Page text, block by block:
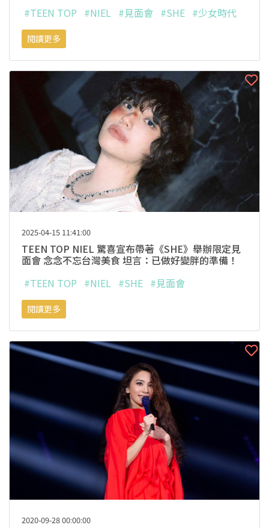
#TEEN TOP #NIEL #見面會 #SHE #少女時代
閱讀更多
2025-04-15 11:41:00
TEEN TOP NIEL 驚喜宣布帶著《SHE》舉辦限定見
面會 念念不忘台灣美食 坦言：已做好變胖的準備！
#TEEN TOP #NIEL #SHE #見面會
閱讀更多
2020-09-28 00:00:00